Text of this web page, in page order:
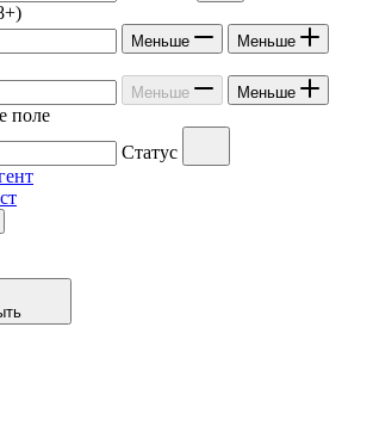
Меньше Меньше
Меньше Меньше
поле
Статус